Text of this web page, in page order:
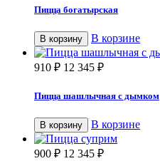
Пицца богатырская
В корзину В корзине
910 ₽ 12 345 ₽
Пицца шашлычная с дымком
В корзину В корзине
900 ₽ 12 345 ₽